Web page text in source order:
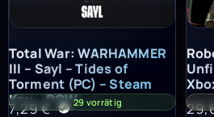
Total War: WARHAMMER III – Sayl –
Total War: WARHAMMER
III – Sayl – Tides of
Torment (PC) – Steam
Key – ROW
7,29€ 29 vorrätig